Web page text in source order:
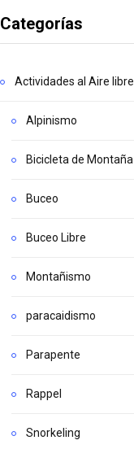
Categorías
Actividades al Aire libre
Alpinismo
Bicicleta de Montaña
Buceo
Buceo Libre
Montañismo
paracaidismo
Parapente
Rappel
Snorkeling